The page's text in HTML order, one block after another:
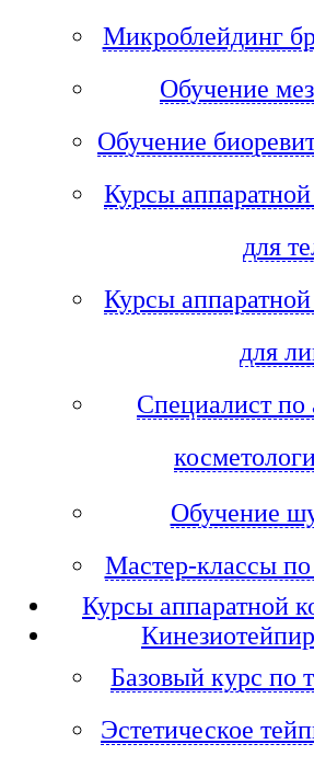
Микроблейдинг
Обучение
Обучение
Курсы
для
Курсы
для
Специалист по
Обучение
Мастер-классы
Курсы аппаратной
Базовый курс по
Эстетическое